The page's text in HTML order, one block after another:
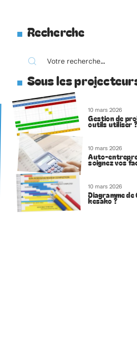
Recherche
Sous les
10 mars 2026
Gestion de
outils utiliser ?
10 mars 2026
Auto-
soignez vos
10 mars 2026
Diagramme de
kesako ?